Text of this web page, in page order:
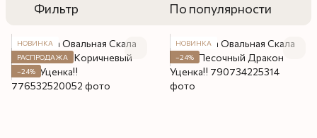
Фильтр По популярности
НОВИНКА
РАСПРОДАЖА
−24%
НОВИНКА
−24%